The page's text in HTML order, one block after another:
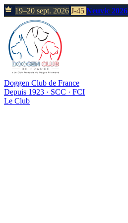
19–20 sept. 2026 J-45 Neuvic 2026
Doggen Club de France
Depuis 1923 · SCC · FCI
Le Club